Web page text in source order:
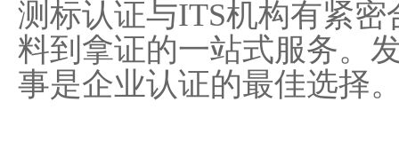
测标认证与ITS机构有紧
料到拿证的一站式服务。
事是企业认证的最佳选择